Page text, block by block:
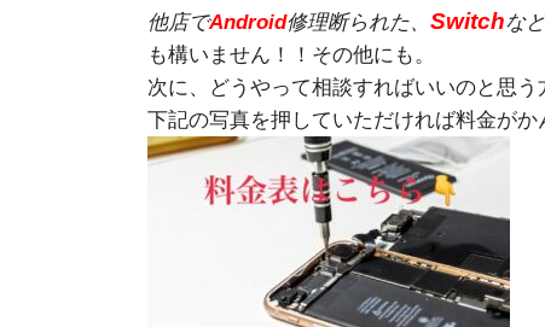
他店でAndroid修理断られた、 Switchな
も構いません！！その他にも。
次に、どうやって相談すればいいのと思う
下記の写真を押していただければ料金がか